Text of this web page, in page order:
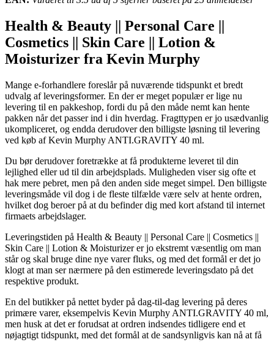
Health & Beauty || Personal Care ||
Cosmetics || Skin Care || Lotion &
Moisturizer fra Kevin Murphy
Mange e-forhandlere foreslår på nuværende tidspunkt et bredt
udvalg af leveringsformer. En der er meget populær er lige nu
levering til en pakkeshop, fordi du på den måde nemt kan hente
pakken når det passer ind i din hverdag. Fragttypen er jo usædvanlig
ukompliceret, og endda derudover den billigste løsning til levering
ved køb af Kevin Murphy ANTI.GRAVITY 40 ml.
Du bør derudover foretrække at få produkterne leveret til din
lejlighed eller ud til din arbejdsplads. Muligheden viser sig ofte et
hak mere pebret, men på den anden side meget simpel. Den billigste
leveringsmåde vil dog i de fleste tilfælde være selv at hente ordren,
hvilket dog beroer på at du befinder dig med kort afstand til internet
firmaets arbejdslager.
Leveringstiden på Health & Beauty || Personal Care || Cosmetics ||
Skin Care || Lotion & Moisturizer er jo ekstremt væsentlig om man
står og skal bruge dine nye varer fluks, og med det formål er det jo
klogt at man ser nærmere på den estimerede leveringsdato på det
respektive produkt.
En del butikker på nettet byder på dag-til-dag levering på deres
primære varer, eksempelvis Kevin Murphy ANTI.GRAVITY 40 ml,
men husk at det er forudsat at ordren indsendes tidligere end et
nøjagtigt tidspunkt, med det formål at de sandsynligvis kan nå at få